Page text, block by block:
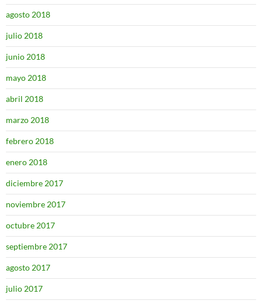
agosto 2018
julio 2018
junio 2018
mayo 2018
abril 2018
marzo 2018
febrero 2018
enero 2018
diciembre 2017
noviembre 2017
octubre 2017
septiembre 2017
agosto 2017
julio 2017